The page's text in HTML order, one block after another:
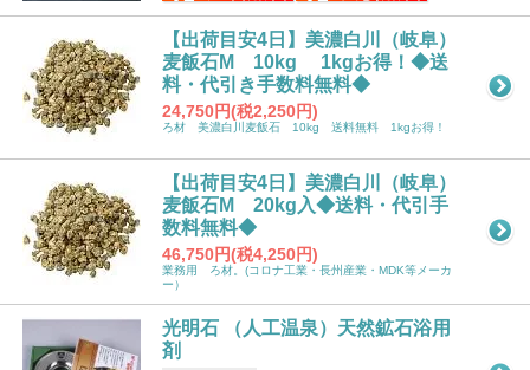
【出荷目安4日】美濃白川（岐阜）
麦飯石M 10kg 1kgお得！◆送
料・代引き手数料無料◆
24,750円(税2,250円)
ろ材 美濃白川麦飯石 10kg 送料無料 1kgお得！
【出荷目安4日】美濃白川（岐阜）
麦飯石M 20kg入◆送料・代引手
数料無料◆
46,750円(税4,250円)
業務用 ろ材。(コロナ工業・長州産業・MDK等メーカ
ー）
光明石 （人工温泉）天然鉱石浴用
剤